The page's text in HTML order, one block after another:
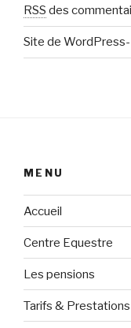
RSS des
Site de
MENU
Accueil
Centre Equestre
Les pensions
Tarifs & Prestations